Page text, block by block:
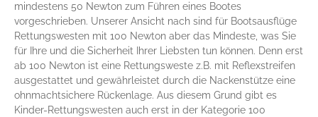
mindestens 50 Newton zum Führen eines Bootes
vorgeschrieben. Unserer Ansicht nach sind für Bootsausflüge
Rettungswesten mit 100 Newton aber das Mindeste, was Sie
für Ihre und die Sicherheit Ihrer Liebsten tun können. Denn erst
ab 100 Newton ist eine Rettungsweste z.B. mit Reflexstreifen
ausgestattet und gewährleistet durch die Nackenstütze eine
ohnmachtsichere Rückenlage. Aus diesem Grund gibt es
Kinder-Rettungswesten auch erst in der Kategorie 100